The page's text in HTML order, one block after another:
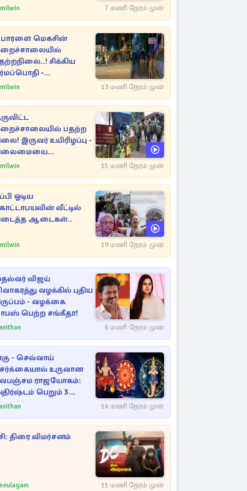
7 மணி நேரம் முன்
மெகசின்
சிக்கிய
-
வெளியான
13 மணி நேரம் முன்
பதற்ற
இருவர் உயிரிழப்பு -
பொலிஸார்
15 மணி நேரம் முன்
ஓடிய
வீட்டில்
ஆடைகள்..
19 மணி நேரம் முன்
விஜய்
வழக்கில் புதிய
- வழக்கை
பெற்ற சங்கீதா!
6 மணி நேரம் முன்
- செவ்வாய்
உருவான
ராஜயோகம்:
பெறும் 3
14 மணி நேரம் முன்
திரை விமர்சனம்
11 மணி நேரம் முன்